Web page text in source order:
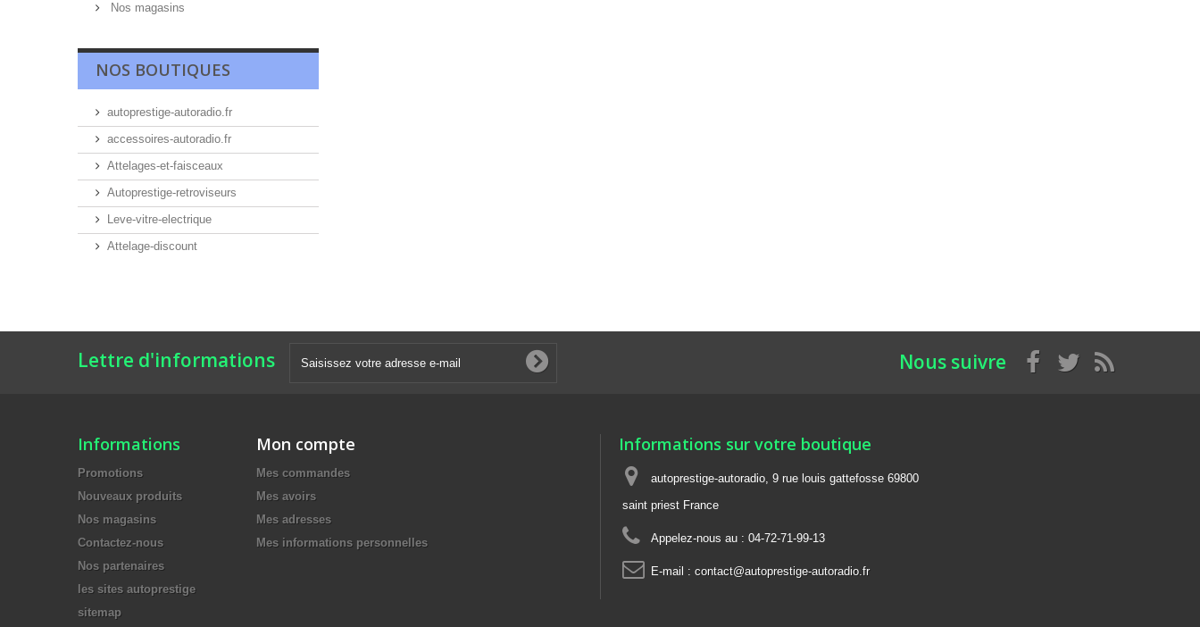
Nos magasins
NOS BOUTIQUES
autoprestige-autoradio.fr
accessoires-autoradio.fr
Attelages-et-faisceaux
Autoprestige-retroviseurs
Leve-vitre-electrique
Attelage-discount
Lettre d'informations Nous suivre
Informations
Promotions
Nouveaux produits
Nos magasins
Contactez-nous
Nos partenaires
les sites autoprestige
sitemap
Mon compte
Mes commandes
Mes avoirs
Mes adresses
Mes informations personnelles
Informations sur votre boutique
autoprestige-autoradio, 9 rue louis gattefosse 69800
saint priest France
Appelez-nous au : 04-72-71-99-13
E-mail : contact@autoprestige-autoradio.fr